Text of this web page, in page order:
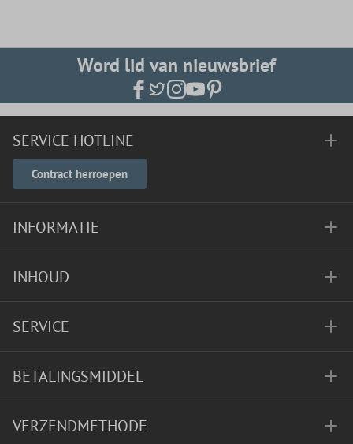
Word lid van nieuwsbrief
SERVICE HOTLINE
Contract herroepen
INFORMATIE
INHOUD
SERVICE
BETALINGSMIDDEL
VERZENDMETHODE